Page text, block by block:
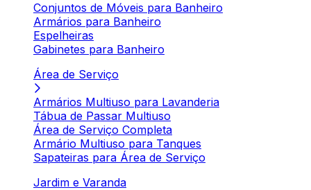
Conjuntos de Móveis para Banheiro
Armários para Banheiro
Espelheiras
Gabinetes para Banheiro
Área de Serviço
Armários Multiuso para Lavanderia
Tábua de Passar Multiuso
Área de Serviço Completa
Armário Multiuso para Tanques
Sapateiras para Área de Serviço
Jardim e Varanda